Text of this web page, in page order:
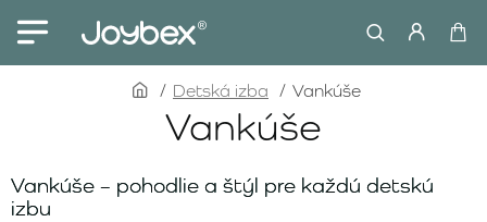
Vankúše
homeDetská izba Vankúše
Vankúše – pohodlie a štýl pre každú detskú
izbu